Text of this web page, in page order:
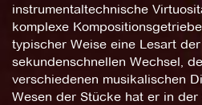
instrumentaltechnische
komplexe
typischer Weise eine Lesart
sekundenschnellen Wechsel,
verschiedenen musikalischen
Wesen der Stücke hat er in